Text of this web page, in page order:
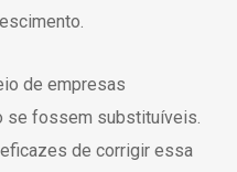
de empresas
se fossem substituíveis.
de corrigir essa